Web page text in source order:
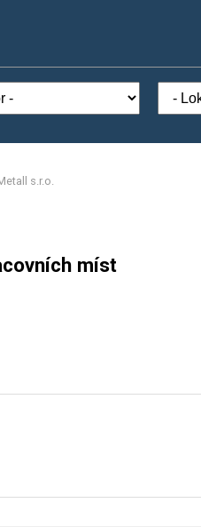
s.r.o.
míst